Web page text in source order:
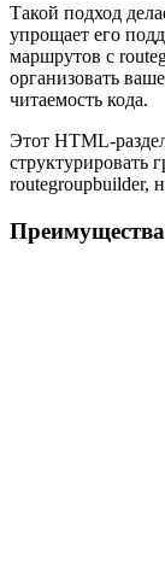
Такой подход
упрощает его
маршрутов с
организовать
читаемость кода.
Этот HTML-
структурировать
routegroupbuilder,